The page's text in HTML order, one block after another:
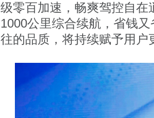
级零百加速，畅爽驾控自
1000公里综合续航，省钱
往的品质，将持续赋予用户